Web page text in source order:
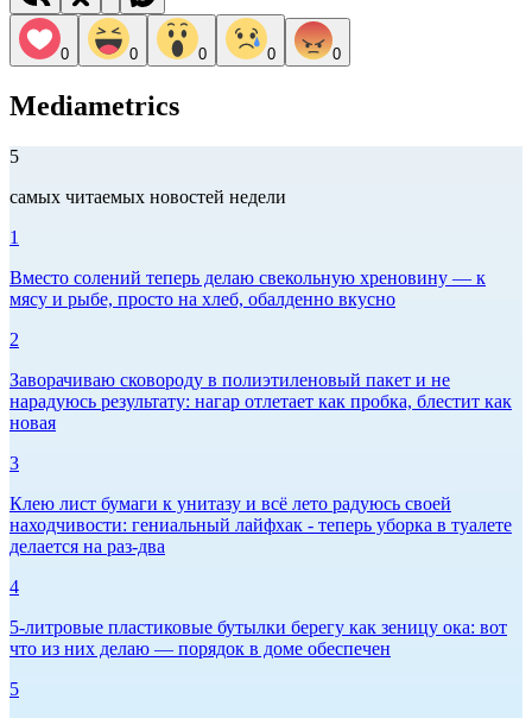
0 0 0 0 0
Mediametrics
5
самых читаемых новостей недели
1
Вместо солений теперь делаю свекольную хреновину — к
мясу и рыбе, просто на хлеб, обалденно вкусно
2
Заворачиваю сковороду в полиэтиленовый пакет и не
нарадуюсь результату: нагар отлетает как пробка, блестит как
новая
3
Клею лист бумаги к унитазу и всё лето радуюсь своей
находчивости: гениальный лайфхак - теперь уборка в туалете
делается на раз-два
4
5-литровые пластиковые бутылки берегу как зеницу ока: вот
что из них делаю — порядок в доме обеспечен
5